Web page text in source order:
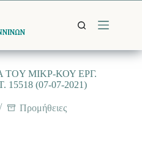
ΤΟY ΜΙΚΡ-ΚΟΥ ΕΡΓ.
15518 (07-07-2021)
Προμήθειες